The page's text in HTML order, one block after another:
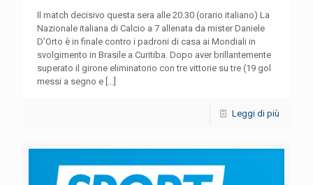
Il match decisivo questa sera alle 20.30 (orario italiano) La
Nazionale italiana di Calcio a 7 allenata da mister Daniele
D’Orto è in finale contro i padroni di casa ai Mondiali in
svolgimento in Brasile a Curitiba. Dopo aver brillantemente
superato il girone eliminatorio con tre vittorie su tre (19 gol
messi a segno e [...]
Leggi di più